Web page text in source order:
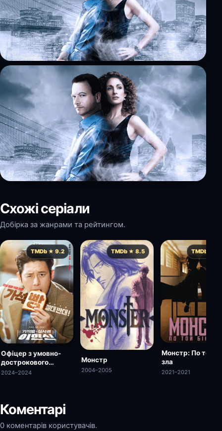
Схожі серіали
Добірка за жанрами та рейтингом.
TMDb ★ 9.2
Офіцер з умовно-
дострокового
звільнення
2024–2024
TMDb ★ 8.5
Монстр
2004–2005
TMDb ★
Монстр: По той
зла
2021–2021
Коментарі
0 коментарів користувачів.